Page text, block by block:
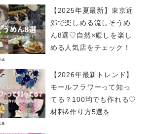
【2025年夏最新】東京近
郊で楽しめる流しそうめ
ん8選♡自然×癒しを楽し
める人気店をチェック！
【2026年最新トレンド】
モールフラワーって知っ
てる？100均でも作れる♡
材料&作り方5選を...